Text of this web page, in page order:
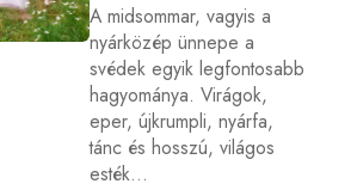
A midsommar, vagyis a
nyárközép ünnepe a
svédek egyik legfontosabb
hagyománya. Virágok,
eper, újkrumpli, nyárfa,
tánc és hosszú, világos
esték…